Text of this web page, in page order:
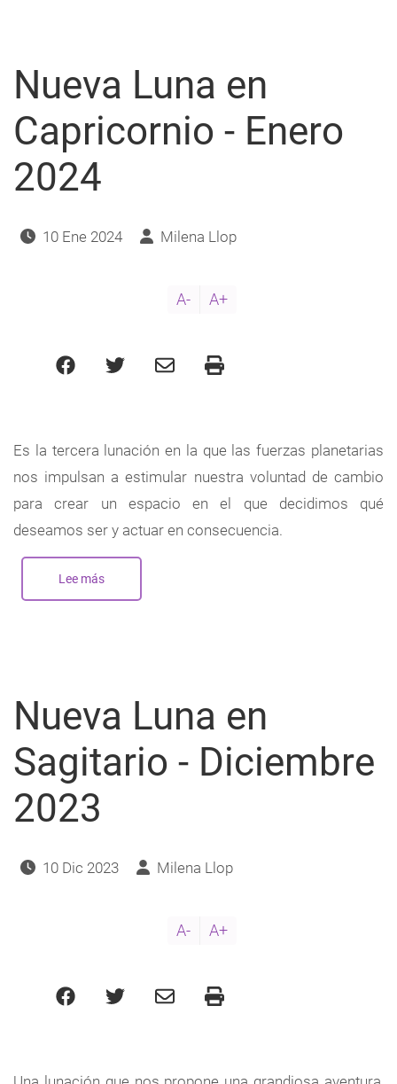
Nueva Luna en
Capricornio - Enero
2024
10 Ene 2024 Milena Llop
A- A+
Es la tercera lunación en la que las fuerzas planetarias
nos impulsan a estimular nuestra voluntad de cambio
para crear un espacio en el que decidimos qué
deseamos ser y actuar en consecuencia.
Lee mássobre
Luna
Nueva Luna en
Sagitario - Diciembre
2023
10 Dic 2023 Milena Llop
A- A+